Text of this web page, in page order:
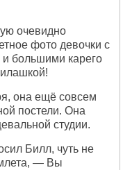
очевидно
фото девочки с
большими карего
она ещё совсем
постели. Она
студии.
Билл, чуть не
— Вы